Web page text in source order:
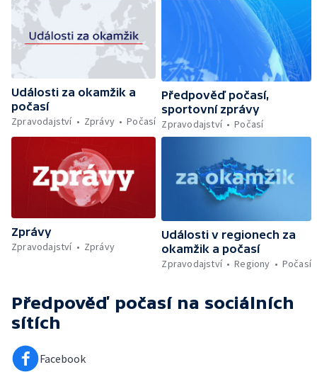
Události za okamžik a
počasí
Zpravodajství
Zprávy Počasí
Předpověď počasí,
sportovní zprávy
Zpravodajství
Počasí
Zprávy
Zpravodajství
Zprávy
Události v regionech za
okamžik a počasí
Zpravodajství
Regiony Počasí
Předpověď počasí na sociálních
sítích
Facebook